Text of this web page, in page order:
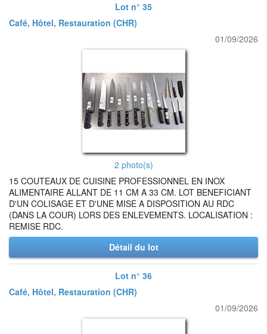
Lot n° 35
Café, Hôtel, Restauration (CHR)
01/09/2026
2 photo(s)
15 COUTEAUX DE CUISINE PROFESSIONNEL EN INOX
ALIMENTAIRE ALLANT DE 11 CM A 33 CM. LOT BENEFICIANT
D'UN COLISAGE ET D'UNE MISE A DISPOSITION AU RDC
(DANS LA COUR) LORS DES ENLEVEMENTS. LOCALISATION :
REMISE RDC.
Détail du lot
Lot n° 36
Café, Hôtel, Restauration (CHR)
01/09/2026